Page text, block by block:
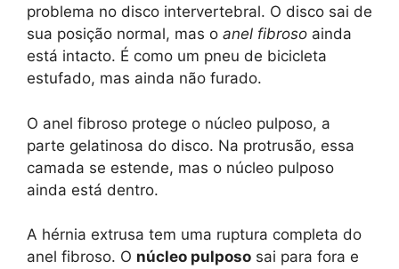
problema no disco intervertebral. O disco sai de
sua posição normal, mas o anel fibroso ainda
está intacto. É como um pneu de bicicleta
estufado, mas ainda não furado.
O anel fibroso protege o núcleo pulposo, a
parte gelatinosa do disco. Na protrusão, essa
camada se estende, mas o núcleo pulposo
ainda está dentro.
A hérnia extrusa tem uma ruptura completa do
anel fibroso. O núcleo pulposo sai para fora e